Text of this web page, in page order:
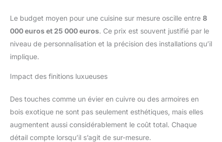
Le budget moyen pour une cuisine sur mesure oscille entre 8
000 euros et 25 000 euros. Ce prix est souvent justifié par le
niveau de personnalisation et la précision des installations qu’il
implique.
Impact des finitions luxueuses
Des touches comme un évier en cuivre ou des armoires en
bois exotique ne sont pas seulement esthétiques, mais elles
augmentent aussi considérablement le coût total. Chaque
détail compte lorsqu’il s’agit de sur-mesure.